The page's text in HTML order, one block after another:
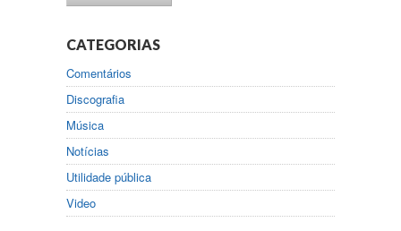
CATEGORIAS
Comentários
Discografia
Música
Notícias
Utilidade pública
Video